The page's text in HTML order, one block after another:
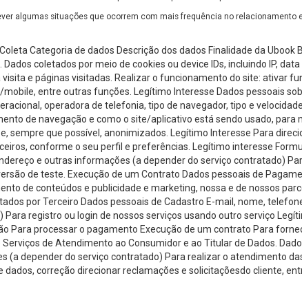
algumas situações que ocorrem com mais frequência no relacionamento
Categoria de dados Descrição dos dados Finalidade da
Dados coletados por meio de cookies ou device IDs, incluindo IP,
visita e páginas visitadas. Realizar o funcionamento do site: ativar
entre outras funções. Legítimo Interesse Dados pessoais
operadora de telefonia, tipo de navegador, tipo e
de navegação e como o site/aplicativo está sendo usado, para
sempre que possível, anonimizados. Legítimo Interesse Para
conforme o seu perfil e preferências. Legítimo interesse
e outras informações (a depender do serviço contratado)
de teste. Execução de um Contrato Dados pessoais de
de conteúdos e publicidade e marketing, nossa e de nossos
por Terceiro Dados pessoais de Cadastro E-mail, nome,
Para registro ou login de nossos serviços usando outro serviço
Para processar o pagamento Execução de um contrato Para
Serviços de Atendimento ao Consumidor e ao Titular de Dados.
(a depender do serviço contratado) Para realizar o atendimento
dados, correção direcionar reclamações e solicitaçõesdo cliente,